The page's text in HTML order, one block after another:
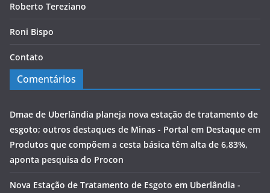
Roberto Tereziano
Roni Bispo
Contato
Comentários
Dmae de Uberlândia planeja nova estação de tratamento de
esgoto; outros destaques de Minas - Portal em Destaque em
Produtos que compõem a cesta básica têm alta de 6,83%,
aponta pesquisa do Procon
Nova Estação de Tratamento de Esgoto em Uberlândia -